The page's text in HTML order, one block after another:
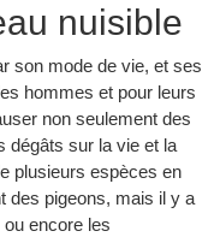
nuisible
son mode de vie, et ses
hommes et pour leurs
non seulement des
dégâts sur la vie et la
plusieurs espèces en
des pigeons, mais il y a
encore les